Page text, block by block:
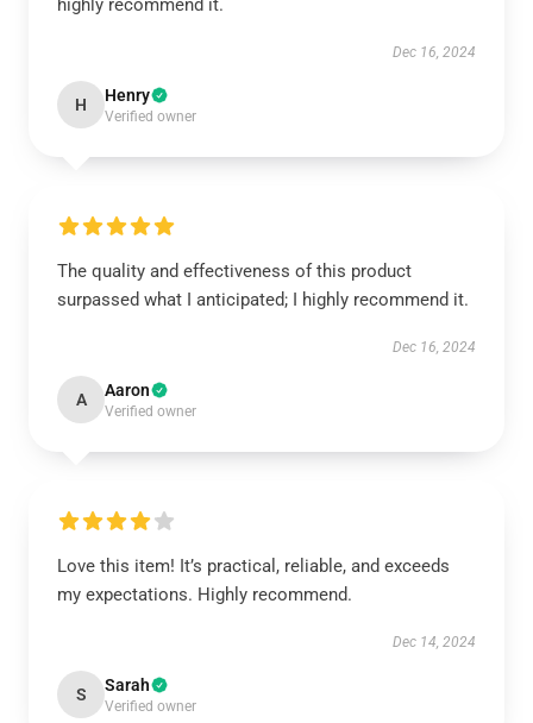
highly recommend it.
Dec 16, 2024
H Henry
Verified owner
The quality and effectiveness of this product
surpassed what I anticipated; I highly recommend it.
Dec 16, 2024
A Aaron
Verified owner
Love this item! It’s practical, reliable, and exceeds
my expectations. Highly recommend.
Dec 14, 2024
S Sarah
Verified owner